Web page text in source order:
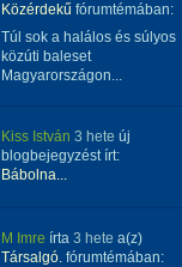
Közérdekű fórumtémában:
Túl sok a halálos és súlyos
közúti baleset
Magyarországon...
Kiss István 3 hete új
blogbejegyzést írt:
Bábolna...
M Imre írta 3 hete a(z)
Társalgó. fórumtémában: